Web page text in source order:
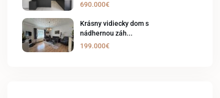
690.000€
Krásny vidiecky dom s
nádhernou záh...
199.000€